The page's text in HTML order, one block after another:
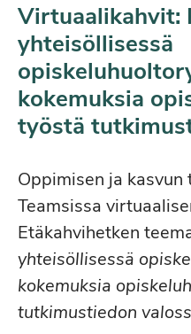
Virtuaalikahvit:
yhteisöllisessä
kokemuksia
työstä
Oppimisen ja
Teamsissa
Etäkahvihetken
yhteisöllisessä
kokemuksia
tutkimustiedon